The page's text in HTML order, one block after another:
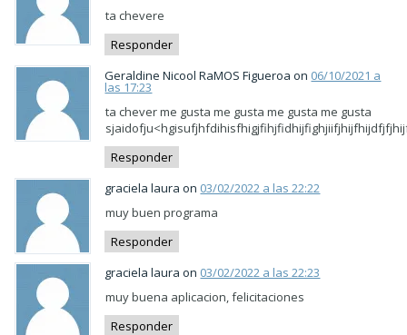
ta chevere
Responder
Geraldine Nicool RaMOS Figueroa on 06/10/2021 a
las 17:23
ta chever me gusta me gusta me gusta me gusta
Responder
graciela laura on 03/02/2022 a las 22:22
muy buen programa
Responder
graciela laura on 03/02/2022 a las 22:23
muy buena aplicacion, felicitaciones
Responder